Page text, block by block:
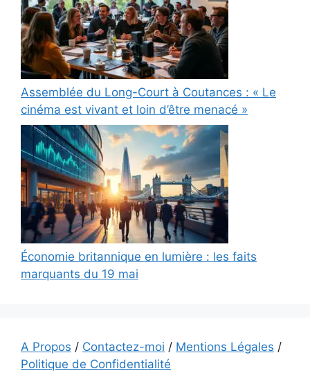
Assemblée du Long-Court à Coutances : « Le
cinéma est vivant et loin d’être menacé »
Économie britannique en lumière : les faits
marquants du 19 mai
A Propos / Contactez-moi / Mentions Légales /
Politique de Confidentialité